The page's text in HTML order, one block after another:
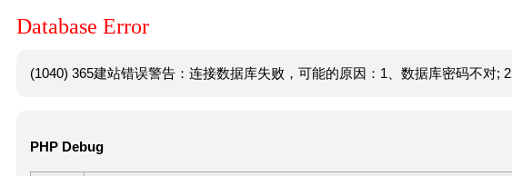
Database Error
(1040) 365建站错误警告：连接数据库失败，可能的原因：1、数据库密码不对; 2
PHP Debug